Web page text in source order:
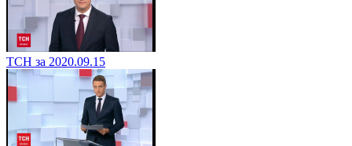
ТСН за 2020.09.15